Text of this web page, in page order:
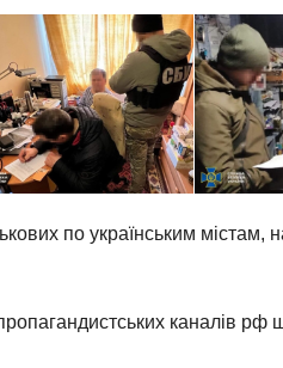
по українським
каналів рф